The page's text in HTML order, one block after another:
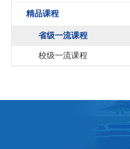
精品课程
省级一流课程
校级一流课程